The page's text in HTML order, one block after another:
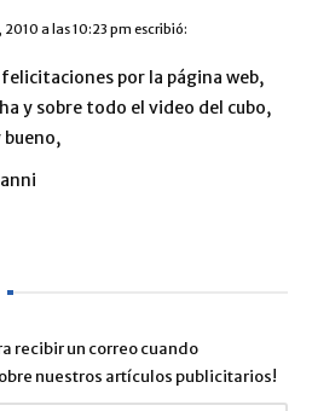
2010 a las 10:23 pm escribió:
por la página web,
y sobre todo el video del cubo,
bueno,
recibir un correo cuando
nuestros artículos publicitarios!